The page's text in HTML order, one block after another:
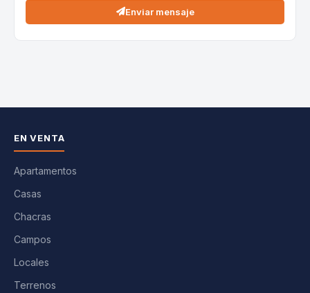
Enviar mensaje
EN VENTA
Apartamentos
Casas
Chacras
Campos
Locales
Terrenos